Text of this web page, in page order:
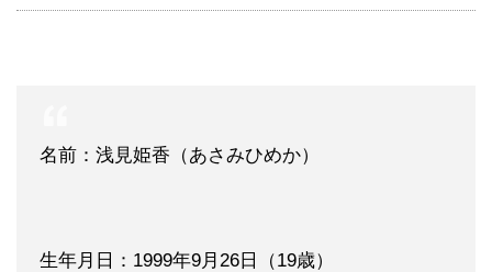
名前：浅見姫香（あさみひめか）
生年月日：1999年9月26日（19歳）